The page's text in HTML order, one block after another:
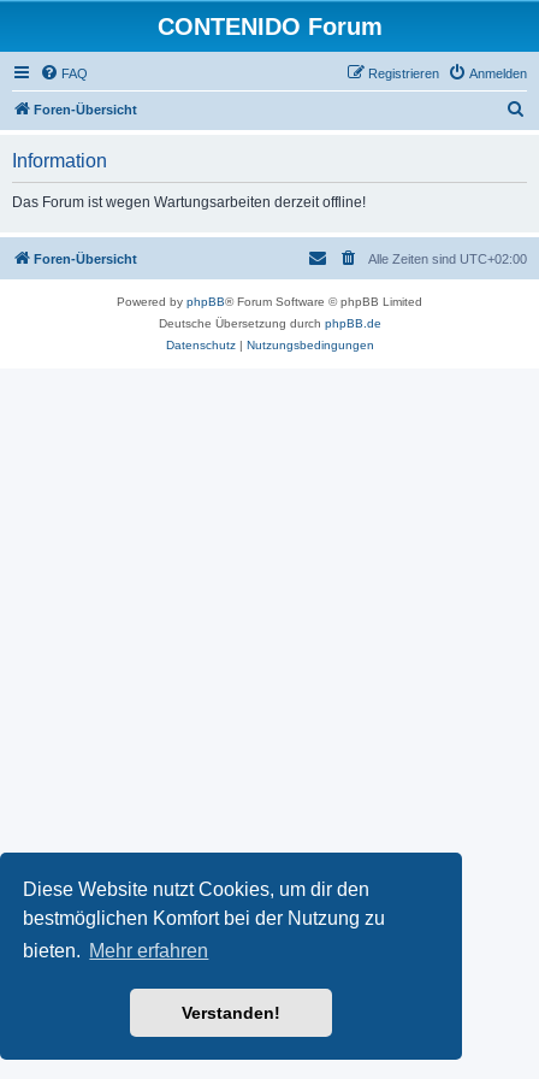
Diese Website nutzt Cookies, um dir den
bestmöglichen Komfort bei der Nutzung zu
bieten. Mehr erfahren
Verstanden!
CONTENIDO Forum
FAQ Anmelden
Registrieren
Foren-Übersicht
Information
Das Forum ist wegen Wartungsarbeiten derzeit offline!
Foren-Übersicht Alle Zeiten sind UTC+02:00
Powered by phpBB® Forum Software © phpBB Limited
Deutsche Übersetzung durch phpBB.de
Datenschutz| Nutzungsbedingungen